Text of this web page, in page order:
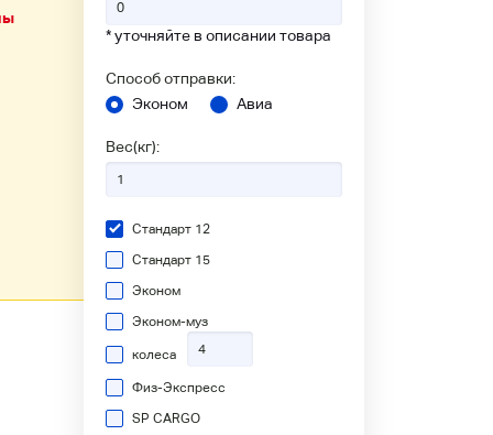
* уточняйте в описании товара
Способ отправки:
Эконом
Авиа
Вес(кг):
Стандарт 12
Стандарт 15
Эконом
Эконом-муз
колеса
Физ-Экспресс
SP CARGO